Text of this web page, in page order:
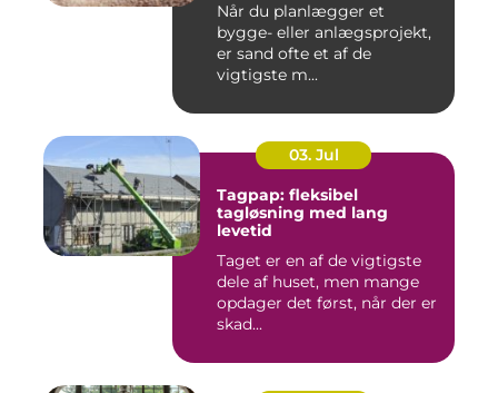
Når du planlægger et
bygge- eller anlægsprojekt,
er sand ofte et af de
vigtigste m...
03. Jul
Tagpap: fleksibel
tagløsning med lang
levetid
Taget er en af de vigtigste
dele af huset, men mange
opdager det først, når der er
skad...